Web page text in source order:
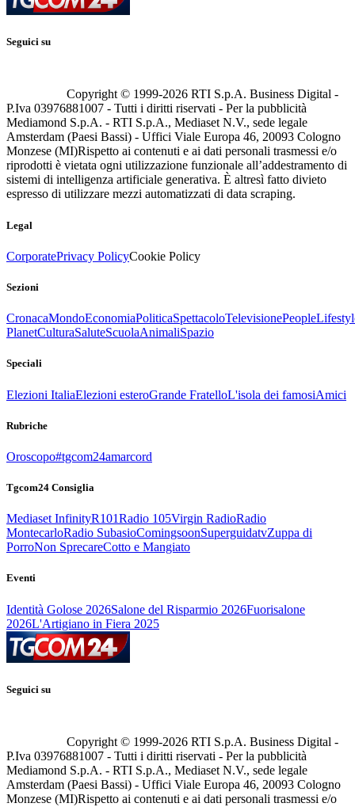
Seguici su
Copyright © 1999-2026 RTI S.p.A. Business Digital -
P.Iva 03976881007 - Tutti i diritti riservati - Per la pubblicità
Mediamond S.p.A. - RTI S.p.A., Mediaset N.V., sede legale
Amsterdam (Paesi Bassi) - Uffici Viale Europa 46, 20093 Cologno
Monzese (MI)Rispetto ai contenuti e ai dati personali trasmessi e/o
riprodotti è vietata ogni utilizzazione funzionale all’addestramento di
sistemi di intelligenza artificiale generativa. È altresì fatto divieto
espresso di utilizzare mezzi automatizzati di data scraping.
Legal
CorporatePrivacy PolicyCookie Policy
Sezioni
CronacaMondoEconomiaPoliticaSpettacoloTelevisionePeople
PlanetCulturaSaluteScuolaAnimaliSpazio
Speciali
Elezioni ItaliaElezioni esteroGrande FratelloL'isola dei famosiAmici
Rubriche
Oroscopo#tgcom24amarcord
Tgcom24 Consiglia
Mediaset InfinityR101Radio 105Virgin RadioRadio
MontecarloRadio SubasioComingsoonSuperguidatvZuppa di
PorroNon SprecareCotto e Mangiato
Eventi
Identità Golose 2026Salone del Risparmio 2026Fuorisalone
2026L'Artigiano in Fiera 2025
Seguici su
Copyright © 1999-2026 RTI S.p.A. Business Digital -
P.Iva 03976881007 - Tutti i diritti riservati - Per la pubblicità
Mediamond S.p.A. - RTI S.p.A., Mediaset N.V., sede legale
Amsterdam (Paesi Bassi) - Uffici Viale Europa 46, 20093 Cologno
Monzese (MI)Rispetto ai contenuti e ai dati personali trasmessi e/o